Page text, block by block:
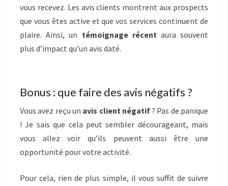
vous recevez. Les avis clients montrent aux prospects
que vous êtes active et que vos services continuent de
plaire. Ainsi, un témoignage récentaura souvent
plus d’impact qu’un avis daté.
Bonus : que faire des avis négatifs ?
Vous avez reçu un avis client négatif? Pas de panique
! Je sais que cela peut sembler décourageant, mais
vous allez voir qu’ils peuvent aussi être une
opportunité pour votre activité.
Pour cela, rien de plus simple, il vous suffit de suivre